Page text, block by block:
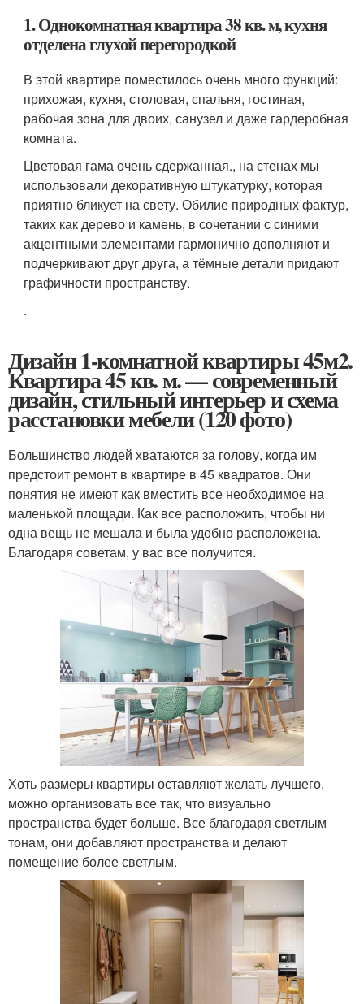
1. Однокомнатная квартира 38 кв. м, кухня
отделена глухой перегородкой
В этой квартире поместилось очень много функций:
прихожая, кухня, столовая, спальня, гостиная,
рабочая зона для двоих, санузел и даже гардеробная
комната.
Цветовая гама очень сдержанная., на стенах мы
использовали декоративную штукатурку, которая
приятно бликует на свету. Обилие природных фактур,
таких как дерево и камень, в сочетании с синими
акцентными элементами гармонично дополняют и
подчеркивают друг друга, а тёмные детали придают
графичности пространству.
.
Дизайн 1-комнатной квартиры 45м2.
Квартира 45 кв. м. — современный
дизайн, стильный интерьер и схема
расстановки мебели (120 фото)
Большинство людей хватаются за голову, когда им
предстоит ремонт в квартире в 45 квадратов. Они
понятия не имеют как вместить все необходимое на
маленькой площади. Как все расположить, чтобы ни
одна вещь не мешала и была удобно расположена.
Благодаря советам, у вас все получится.
Хоть размеры квартиры оставляют желать лучшего,
можно организовать все так, что визуально
пространства будет больше. Все благодаря светлым
тонам, они добавляют пространства и делают
помещение более светлым.